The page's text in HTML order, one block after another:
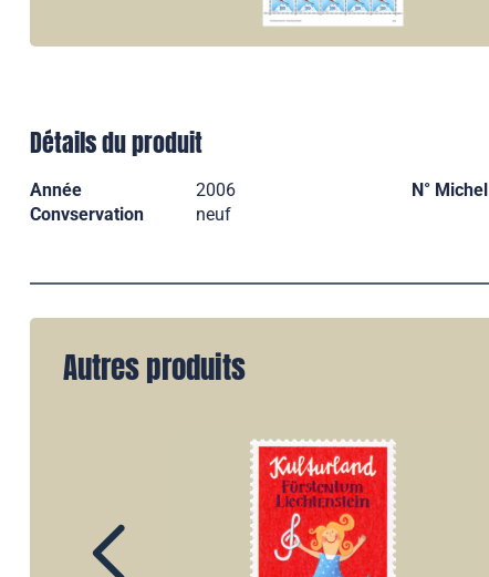
Détails du produit
Année 2006 N° Michel
Convservation
neuf
Autres produits